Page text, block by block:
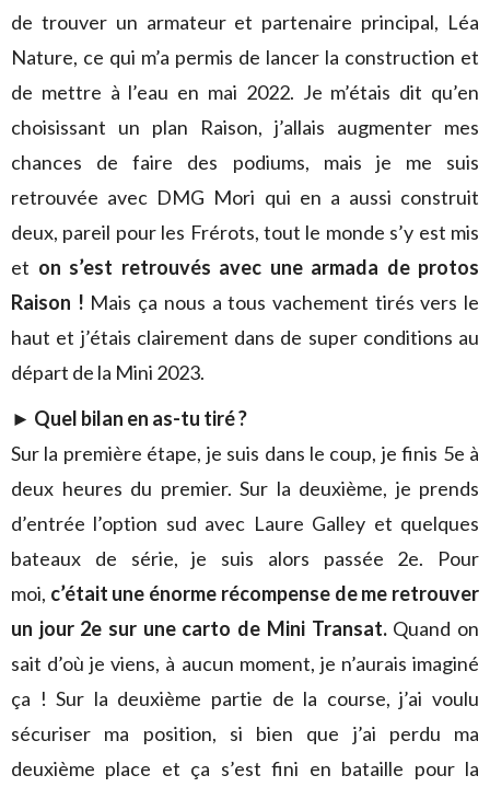
de trouver un armateur et partenaire principal, Léa
Nature, ce qui m’a permis de lancer la construction et
de mettre à l’eau en mai 2022. Je m’étais dit qu’en
choisissant un plan Raison, j’allais augmenter mes
chances de faire des podiums, mais je me suis
retrouvée avec DMG Mori qui en a aussi construit
deux, pareil pour les Frérots, tout le monde s’y est mis
et on s’est retrouvés avec une armada de protos
Raison ! Mais ça nous a tous vachement tirés vers le
haut et j’étais clairement dans de super conditions au
départ de la Mini 2023.
► Quel bilan en as-tu tiré ?
Sur la première étape, je suis dans le coup, je finis 5e à
deux heures du premier. Sur la deuxième, je prends
d’entrée l’option sud avec Laure Galley et quelques
bateaux de série, je suis alors passée 2e. Pour
moi, c’était une énorme récompense de me retrouver
un jour 2e sur une carto de Mini Transat.Quand on
sait d’où je viens, à aucun moment, je n’aurais imaginé
ça ! Sur la deuxième partie de la course, j’ai voulu
sécuriser ma position, si bien que j’ai perdu ma
deuxième place et ça s’est fini en bataille pour la